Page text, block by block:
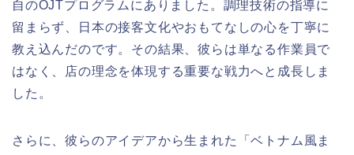
自のOJTプログラムにありました。調理技術の指導に
留まらず、日本の接客文化やおもてなしの心を丁寧に
教え込んだのです。その結果、彼らは単なる作業員で
はなく、店の理念を体現する重要な戦力へと成長しま
した。
さらに、彼らのアイデアから生まれた「ベトナム風ま